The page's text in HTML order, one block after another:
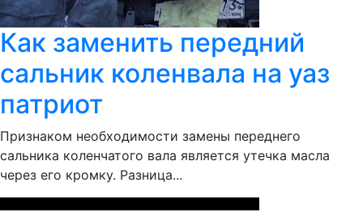
Как заменить передний
сальник коленвала на уаз
патриот
Признаком необходимости замены переднего
сальника коленчатого вала является утечка масла
через его кромку. Разница...